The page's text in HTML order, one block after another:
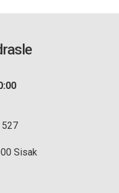
527
Sisak